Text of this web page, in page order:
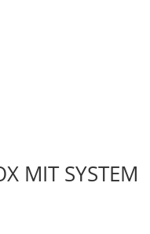
MIT SYSTEM